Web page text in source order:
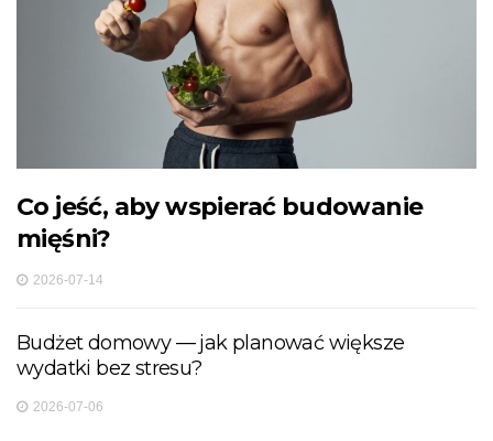
Co jeść, aby wspierać budowanie
mięśni?
2026-07-14
Budżet domowy — jak planować większe
wydatki bez stresu?
2026-07-06